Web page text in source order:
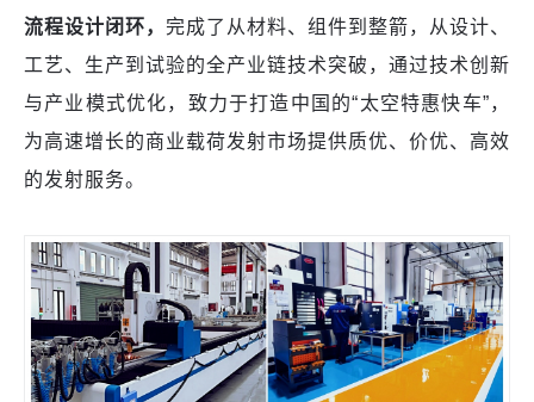
流程设计闭环， 完成了从材料、组件到整箭，从设计、
工艺、生产到试验的全产业链技术突破，通过技术创新
与产业模式优化，致力于打造中国的“太空特惠快车”，
为高速增长的商业载荷发射市场提供质优、价优、高效
的发射服务。